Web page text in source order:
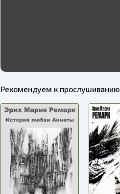
Рекомендуем к прослушиванию